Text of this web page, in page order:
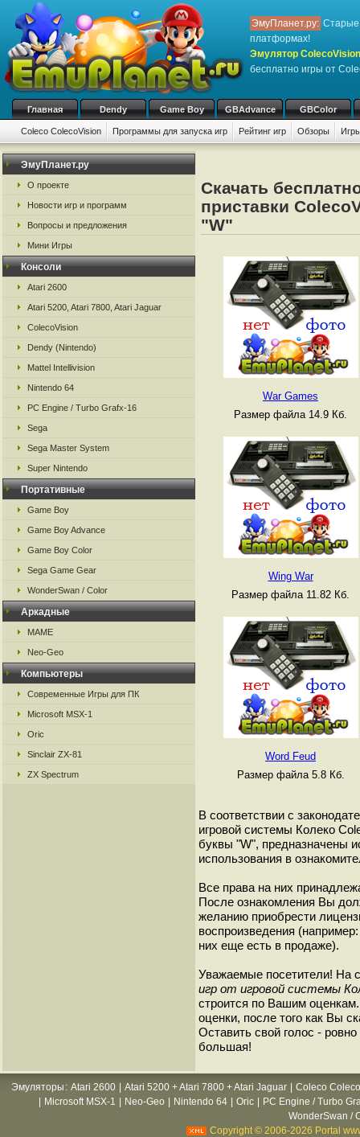
ЭмуПланет.ру: Старые
платформах!
Эмулятор
бесплатно игры от
Главная Dendy Game Boy GBAdvance GBColor
Coleco ColecoVision Программы для запуска игр Рейтинг игр Обзоры
ЭмуПланет.ру
О проекте
Новости игр и программ
Вопросы и предложения
Мини Игры
Консоли
Atari 2600
Atari 5200, Atari 7800, Atari Jaguar
ColecoVision
Dendy (Nintendo)
Mattel Intellivision
Nintendo 64
PC Engine / Turbo Grafx-16
Sega
Sega Master System
Super Nintendo
Портативные
Game Boy
Game Boy Advance
Game Boy Color
Sega Game Gear
WonderSwan / Color
Аркадные
MAME
Neo-Geo
Компьютеры
Современные Игры для ПК
Microsoft MSX-1
Oric
Sinclair ZX-81
ZX Spectrum
Скачать
приставки
"W"
War Games
Размер файла 14.9 Кб.
Wing War
Размер файла 11.82 Кб.
Word Feud
Размер файла 5.8 Кб.
В соответствии с
игровой системы Колеко
буквы "W", предназначены
использования в
Все права на них
После ознакомления Вы
желанию приобрести
воспроизведения
них еще есть в продаже).
Уважаемые посетители! На
игр от игровой системы
строится по Вашим
оценки, после того как Вы
Оставить свой голос -
большая!
Эмуляторы : Atari 2600 Atari 5200 + Atari 7800 + Atari Jaguar
Coleco
Microsoft MSX-1 Neo-Geo Nintendo 64 Oric
PC Engine / Turbo
WonderSwan /
Copyright © 2006-2026 Portal